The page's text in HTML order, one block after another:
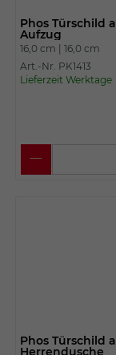
Phos Türschild
Aufzug
16,0 cm | 16,0 cm
Art.-Nr. PK1413
Lieferzeit Werktage
Phos Türschild
Herrendusche